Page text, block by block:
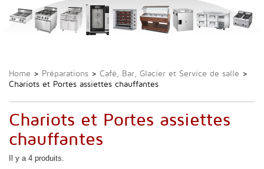
Home > Préparations > Café, Bar, Glacier et Service de salle >
Chariots et Portes assiettes chauffantes
Chariots et Portes assiettes
chauffantes
Il y a 4 produits.